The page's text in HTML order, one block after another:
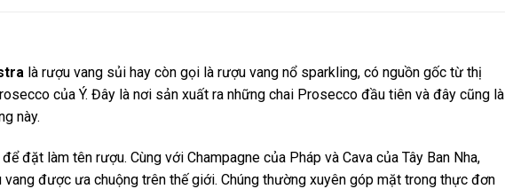
là rượu vang sủi hay còn gọi là rượu vang nổ sparkling, có nguồn gốc từ thị
của Ý. Đây là nơi sản xuất ra những chai Prosecco đầu tiên và đây cũng là
này.
đặt làm tên rượu. Cùng với Champagne của Pháp và Cava của Tây Ban Nha,
vang được ưa chuộng trên thế giới. Chúng thường xuyên góp mặt trong thực đơn